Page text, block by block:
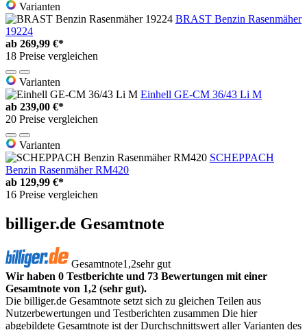
Varianten
BRAST Benzin Rasenmäher
19224
ab 269,99 €*
18 Preise vergleichen
Varianten
Einhell GE-CM 36/43 Li M
ab 239,00 €*
20 Preise vergleichen
Varianten
SCHEPPACH
Benzin Rasenmäher RM420
ab 129,99 €*
16 Preise vergleichen
billiger.de Gesamtnote
Gesamtnote1,2sehr gut
Wir haben 0 Testberichte und 73 Bewertungen mit einer
Gesamtnote von 1,2 (sehr gut).
Die billiger.de Gesamtnote setzt sich zu gleichen Teilen aus
Nutzerbewertungen und Testberichten zusammen Die hier
abgebildete Gesamtnote ist der Durchschnittswert aller Varianten des